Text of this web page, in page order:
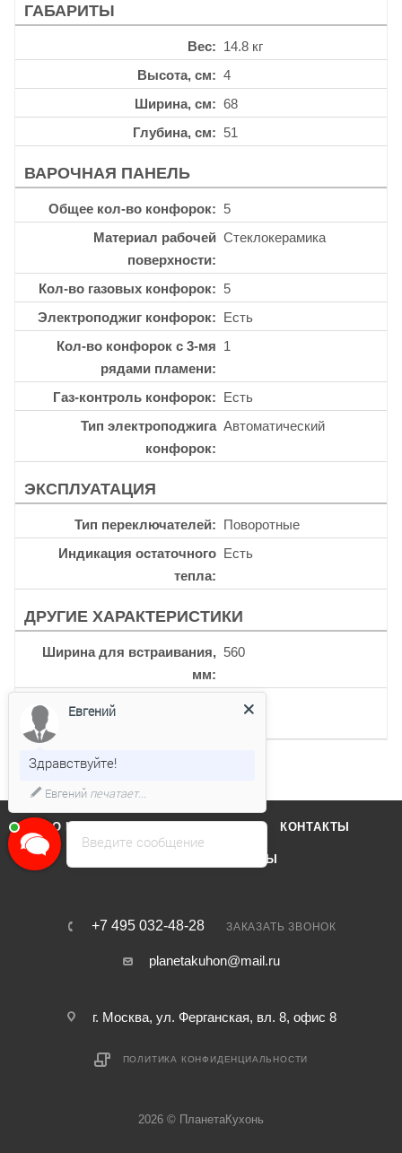
ГАБАРИТЫ
Вес
14.8 кг
Высота, см
4
Ширина, см
68
Глубина, см
51
ВАРОЧНАЯ ПАНЕЛЬ
Общее кол-во конфорок
5
Материал рабочей
поверхности
Стеклокерамика
Кол-во газовых конфорок
5
Электроподжиг конфорок
Есть
Кол-во конфорок с 3-мя
рядами пламени
1
Газ-контроль конфорок
Есть
Тип электроподжига
конфорок
Автоматический
ЭКСПЛУАТАЦИЯ
Тип переключателей
Поворотные
Индикация остаточного
тепла
Есть
ДРУГИЕ ХАРАКТЕРИСТИКИ
Ширина для встраивания,
мм
560
Глубина для встраивания,
480
О КОМПАНИИ КОНТАКТЫ
БРЕНДЫ
+7 495 032-48-28 ЗАКАЗАТЬ ЗВОНОК
planetakuhon@mail.ru
г. Москва, ул. Ферганская, вл. 8, офис 8
ПОЛИТИКА КОНФИДЕНЦИАЛЬНОСТИ
2026 © ПланетаКухонь
Введите сообщение
Евгений
Здравствуйте!
Евгенийпечатает...